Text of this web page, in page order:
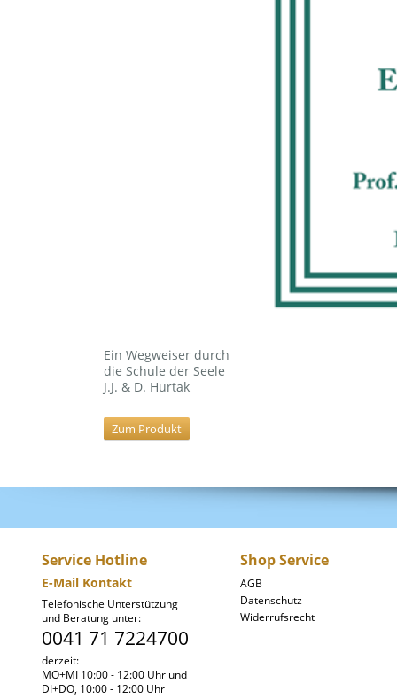
Ein Wegweiser durch
die Schule der Seele
J.J. & D. Hurtak
Zum Produkt
Service Hotline
E-Mail Kontakt
Telefonische Unterstützung
und Beratung unter:
0041 71 7224700
derzeit:
MO+MI 10:00 - 12:00 Uhr und
DI+DO, 10:00 - 12:00 Uhr
Shop Service
AGB
Datenschutz
Widerrufsrecht